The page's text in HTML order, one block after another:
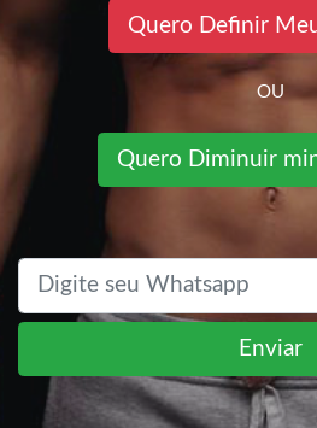
Quero Definir
OU
Quero Diminuir
Enviar